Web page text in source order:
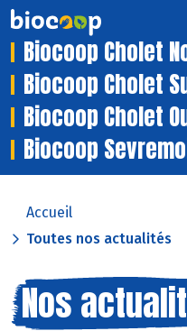
Biocoop Cholet
Biocoop Cholet
Biocoop Cholet
Biocoop
Accueil
Toutes nos actualités
Nos